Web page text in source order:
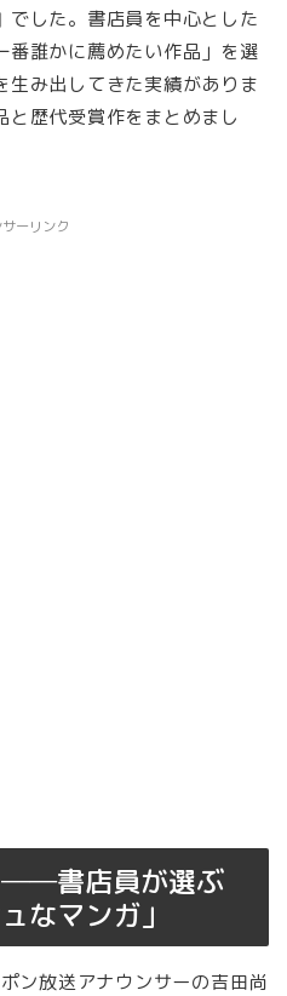
でした。書店員を中心とした
番誰かに薦めたい作品」を選
み出してきた実績がありま
歴代受賞作をまとめまし
ーリンク
──書店員が選ぶ
なマンガ」
ン放送アナウンサーの吉田尚